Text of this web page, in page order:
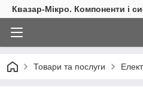
Квазар-Мікро. Компоненти і
Товари та послуги